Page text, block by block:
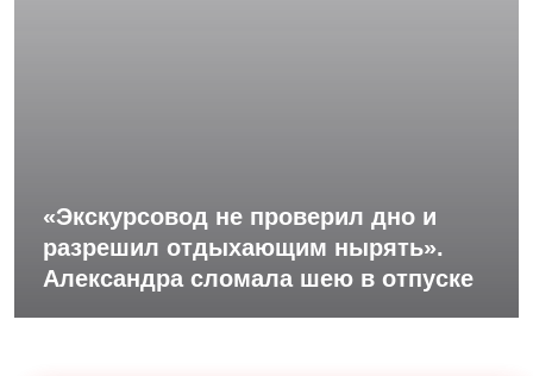
«Экскурсовод не проверил дно и
разрешил отдыхающим нырять».
Александра сломала шею в отпуске